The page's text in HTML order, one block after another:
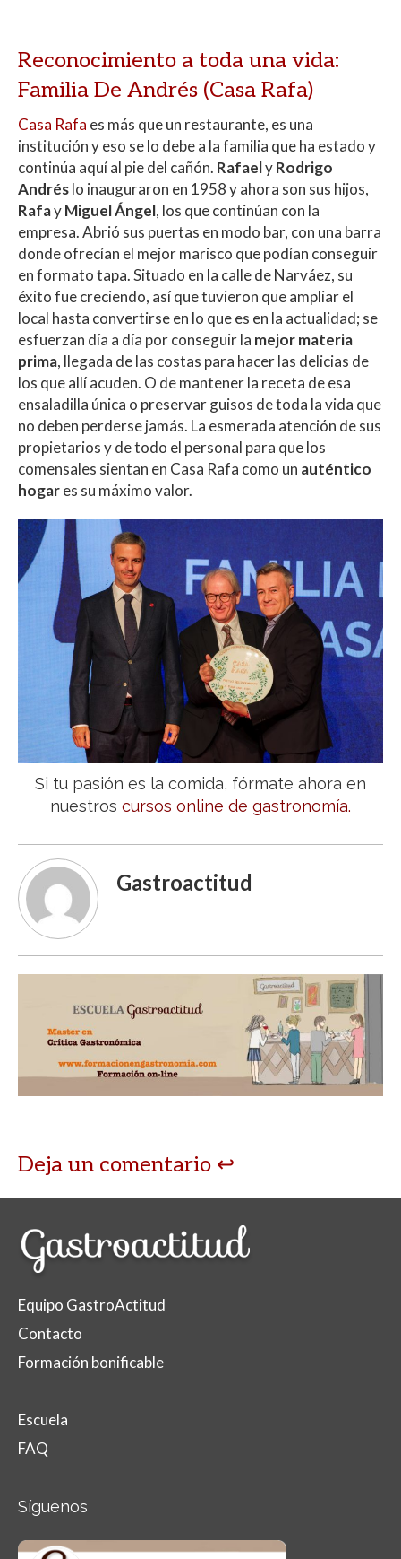
Reconocimiento a toda una vida:
Familia De Andrés (Casa Rafa)
Casa Rafa es más que un restaurante, es una
institución y eso se lo debe a la familia que ha estado y
continúa aquí al pie del cañón. RafaelyRodrigo
Andréslo inauguraron en 1958 y ahora son sus hijos,
RafayMiguel Ángel, los que continúan con la
empresa. Abrió sus puertas en modo bar, con una barra
donde ofrecían el mejor marisco que podían conseguir
en formato tapa. Situado en la calle de Narváez, su
éxito fue creciendo, así que tuvieron que ampliar el
local hasta convertirse en lo que es en la actualidad; se
esfuerzan día a día por conseguir la mejor materia
prima, llegada de las costas para hacer las delicias de
los que allí acuden. O de mantener la receta de esa
ensaladilla única o preservar guisos de toda la vida que
no deben perderse jamás. La esmerada atención de sus
propietarios y de todo el personal para que los
comensales sientan en Casa Rafa como un auténtico
hogares su máximo valor.
Si tu pasión es la comida, fórmate ahora en
nuestros cursos online de gastronomía.
Gastroactitud
Deja un comentario
Equipo GastroActitud
Contacto
Formación bonificable
Escuela
FAQ
Síguenos